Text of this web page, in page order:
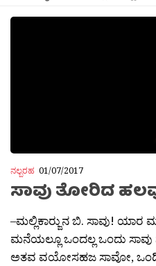
ನಲ್ಬರಹ 01/07/2017
ಸಾವು ತೋರಿದ
–ಮಲ್ಲಿಕಾರ‍್ಜುನ ಬಿ. ಸಾವು! ಯಾರ
ಮನೆಯಲ್ಲೂ ಒಂದಲ್ಲ ಒಂದು
ಅತವ ವಯೋಸಹಜ ಸಾವೋ,